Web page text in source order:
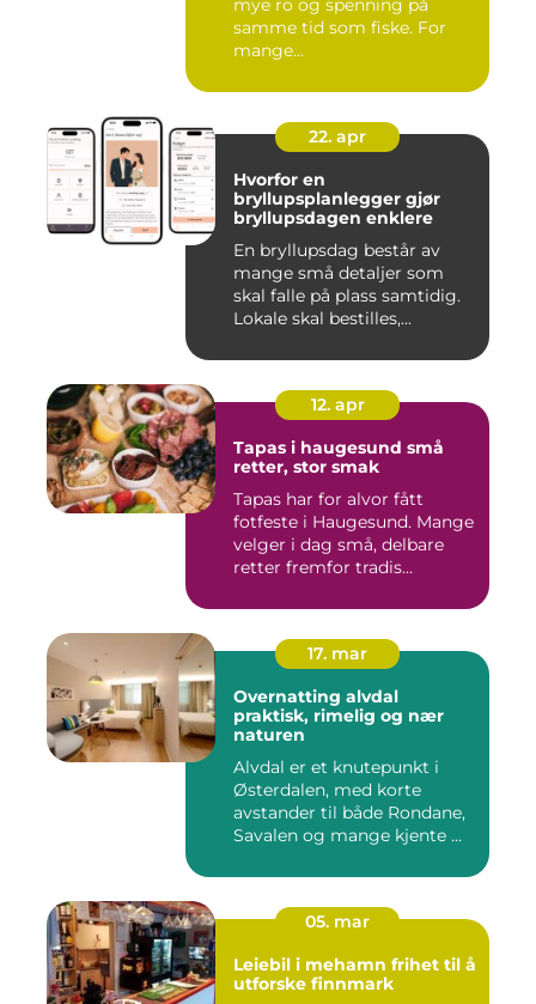
mye ro og spenning på
samme tid som fiske. For
mange...
22. apr
Hvorfor en
bryllupsplanlegger gjør
bryllupsdagen enklere
En bryllupsdag består av
mange små detaljer som
skal falle på plass samtidig.
Lokale skal bestilles,...
12. apr
Tapas i haugesund små
retter, stor smak
Tapas har for alvor fått
fotfeste i Haugesund. Mange
velger i dag små, delbare
retter fremfor tradis...
17. mar
Overnatting alvdal
praktisk, rimelig og nær
naturen
Alvdal er et knutepunkt i
Østerdalen, med korte
avstander til både Rondane,
Savalen og mange kjente ...
05. mar
Leiebil i mehamn frihet til å
utforske finnmark